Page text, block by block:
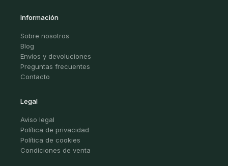
Información
Sobre nosotros
Blog
Envíos y devoluciones
Preguntas frecuentes
Contacto
Legal
Aviso legal
Política de privacidad
Política de cookies
Condiciones de venta